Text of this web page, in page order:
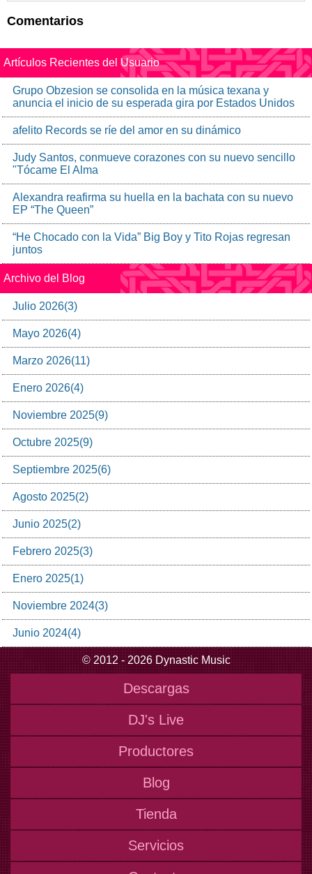
Comentarios
Artículos Recientes del Usuario
Grupo Obzesion se consolida en la música texana y
anuncia el inicio de su esperada gira por Estados Unidos
afelito Records se ríe del amor en su dinámico
Judy Santos, conmueve corazones con su nuevo sencillo
"Tócame El Alma
Alexandra reafirma su huella en la bachata con su nuevo
EP “The Queen”
“He Chocado con la Vida” Big Boy y Tito Rojas regresan
juntos
Archivo del Blog
Julio 2026(3)
Mayo 2026(4)
Marzo 2026(11)
Enero 2026(4)
Noviembre 2025(9)
Octubre 2025(9)
Septiembre 2025(6)
Agosto 2025(2)
Junio 2025(2)
Febrero 2025(3)
Enero 2025(1)
Noviembre 2024(3)
Junio 2024(4)
© 2012 - 2026 Dynastic Music
Descargas
DJ's Live
Productores
Blog
Tienda
Servicios